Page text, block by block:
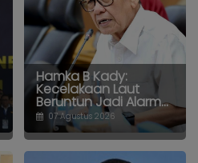
Hamka B Kady:
Kecelakaan Laut
Beruntun Jadi Alarm...
07 Agustus 2026